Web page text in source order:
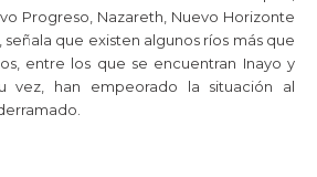
Progreso, Nazareth, Nuevo Horizonte
señala que existen algunos ríos más que
entre los que se encuentran Inayo y
vez, han empeorado la situación al